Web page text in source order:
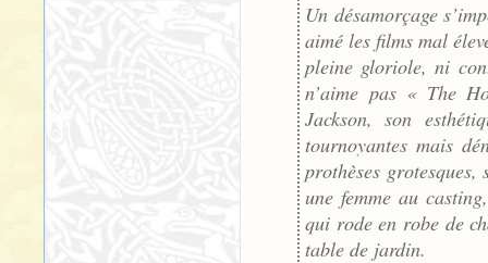
Un désamorçage
aimé les films mal
pleine gloriole, ni
n’aime pas « The
Jackson, son
tournoyantes mais
prothèses
une femme au
qui rode en robe de
table de jardin.